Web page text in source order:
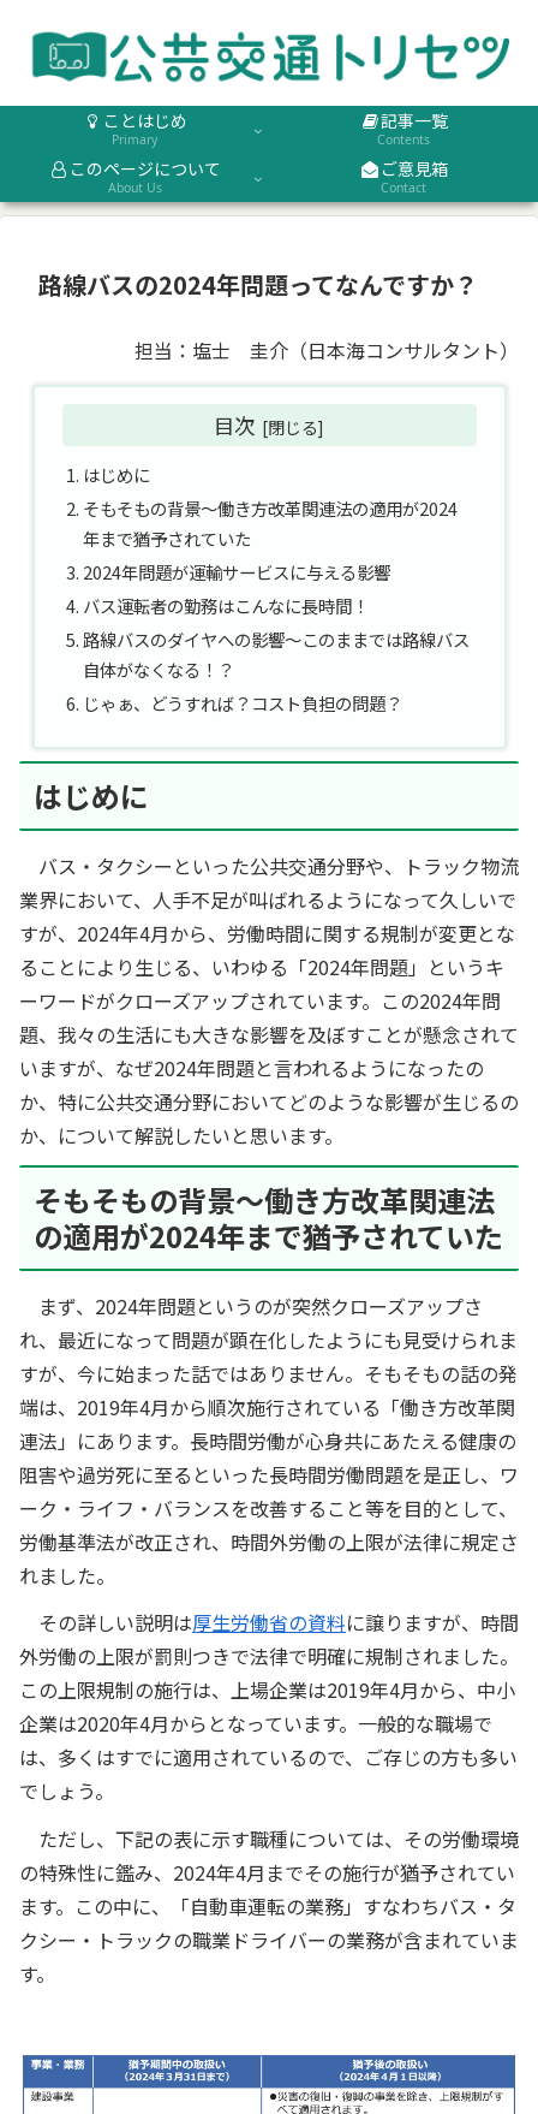
ことはじめ
Primary
記事一覧
Contents
このページについて
About Us
ご意見箱
Contact
路線バスの2024年問題ってなんですか？
担当：塩士 圭介（日本海コンサルタント）
目次
はじめに
そもそもの背景～働き方改革関連法の適用が2024
年まで猶予されていた
2024年問題が運輸サービスに与える影響
バス運転者の勤務はこんなに長時間！
路線バスのダイヤへの影響～このままでは路線バス
自体がなくなる！？
じゃぁ、どうすれば？コスト負担の問題？
はじめに
バス・タクシーといった公共交通分野や、トラック物流
業界において、人手不足が叫ばれるようになって久しいで
すが、2024年4月から、労働時間に関する規制が変更とな
ることにより生じる、いわゆる「2024年問題」というキ
ーワードがクローズアップされています。この2024年問
題、我々の生活にも大きな影響を及ぼすことが懸念されて
いますが、なぜ2024年問題と言われるようになったの
か、特に公共交通分野においてどのような影響が生じるの
か、について解説したいと思います。
そもそもの背景～働き方改革関連法
の適用が2024年まで猶予されていた
まず、2024年問題というのが突然クローズアップさ
れ、最近になって問題が顕在化したようにも見受けられま
すが、今に始まった話ではありません。そもそもの話の発
端は、2019年4月から順次施行されている「働き方改革関
連法」にあります。長時間労働が心身共にあたえる健康の
阻害や過労死に至るといった長時間労働問題を是正し、ワ
ーク・ライフ・バランスを改善すること等を目的として、
労働基準法が改正され、時間外労働の上限が法律に規定さ
れました。
その詳しい説明は厚生労働省の資料に譲りますが、時間
外労働の上限が罰則つきで法律で明確に規制されました。
この上限規制の施行は、上場企業は2019年4月から、中小
企業は2020年4月からとなっています。一般的な職場で
は、多くはすでに適用されているので、ご存じの方も多い
でしょう。
ただし、下記の表に示す職種については、その労働環境
の特殊性に鑑み、2024年4月までその施行が猶予されてい
ます。この中に、「自動車運転の業務」すなわちバス・タ
クシー・トラックの職業ドライバーの業務が含まれていま
す。